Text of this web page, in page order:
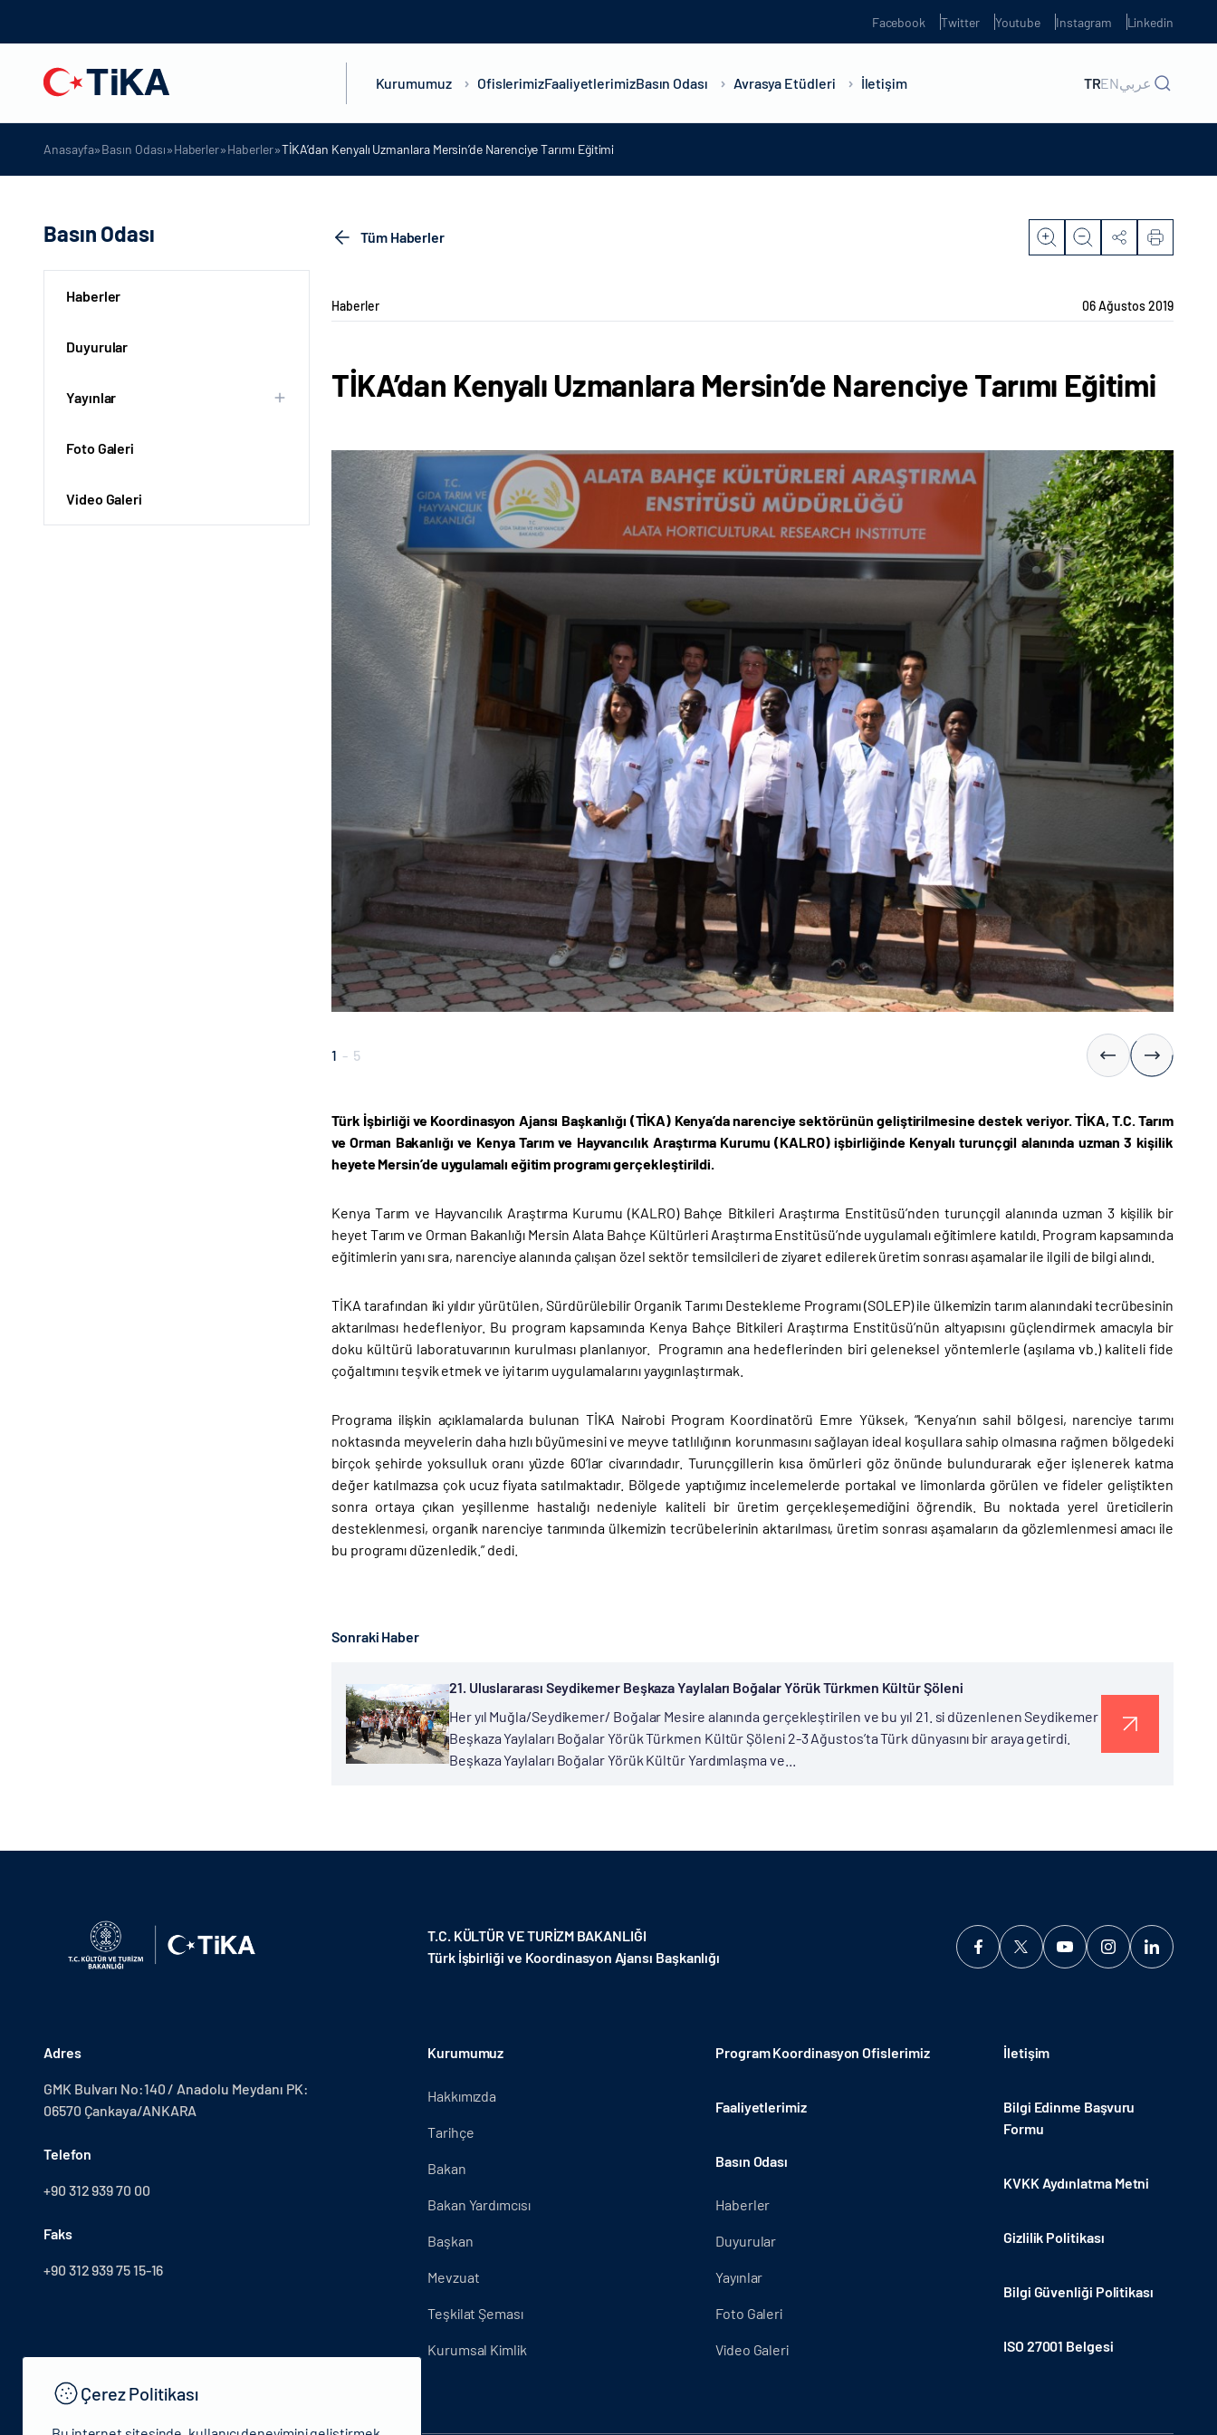
Facebook Twitter Youtube Instagram Linkedin
Kurumumuz OfislerimizFaaliyetlerimizBasın Odası Avrasya Etüdleri İletişim TRENعربي
Anasayfa»Basın Odası»Haberler»Haberler»TİKA’dan Kenyalı Uzmanlara Mersin’de Narenciye Tarımı Eğitimi
Basın Odası
Haberler
Duyurular
Yayınlar
Foto Galeri
Video Galeri
Tüm Haberler
Haberler 06 Ağustos 2019
TİKA’dan Kenyalı Uzmanlara Mersin’de Narenciye Tarımı Eğitimi
1 - 5
Türk İşbirliği ve Koordinasyon Ajansı Başkanlığı (TİKA) Kenya’da narenciye sektörünün geliştirilmesine destek veriyor. TİKA, T.C. Tarım
ve Orman Bakanlığı ve Kenya Tarım ve Hayvancılık Araştırma Kurumu (KALRO) işbirliğinde Kenyalı turunçgil alanında uzman 3 kişilik
heyete Mersin’de uygulamalı eğitim programı gerçekleştirildi.
Kenya Tarım ve Hayvancılık Araştırma Kurumu (KALRO) Bahçe Bitkileri Araştırma Enstitüsü’nden turunçgil alanında uzman 3 kişilik bir
heyet Tarım ve Orman Bakanlığı Mersin Alata Bahçe Kültürleri Araştırma Enstitüsü’nde uygulamalı eğitimlere katıldı. Program kapsamında
eğitimlerin yanı sıra, narenciye alanında çalışan özel sektör temsilcileri de ziyaret edilerek üretim sonrası aşamalar ile ilgili de bilgi alındı.
TİKA tarafından iki yıldır yürütülen, Sürdürülebilir Organik Tarımı Destekleme Programı (SOLEP) ile ülkemizin tarım alanındaki tecrübesinin
aktarılması hedefleniyor. Bu program kapsamında Kenya Bahçe Bitkileri Araştırma Enstitüsü’nün altyapısını güçlendirmek amacıyla bir
doku kültürü laboratuvarının kurulması planlanıyor. Programın ana hedeflerinden biri geleneksel yöntemlerle (aşılama vb.) kaliteli fide
çoğaltımını teşvik etmek ve iyi tarım uygulamalarını yaygınlaştırmak.
Programa ilişkin açıklamalarda bulunan TİKA Nairobi Program Koordinatörü Emre Yüksek, “Kenya’nın sahil bölgesi, narenciye tarımı
noktasında meyvelerin daha hızlı büyümesini ve meyve tatlılığının korunmasını sağlayan ideal koşullara sahip olmasına rağmen bölgedeki
birçok şehirde yoksulluk oranı yüzde 60’lar civarındadır. Turunçgillerin kısa ömürleri göz önünde bulundurarak eğer işlenerek katma
değer katılmazsa çok ucuz fiyata satılmaktadır. Bölgede yaptığımız incelemelerde portakal ve limonlarda görülen ve fideler geliştikten
sonra ortaya çıkan yeşillenme hastalığı nedeniyle kaliteli bir üretim gerçekleşemediğini öğrendik. Bu noktada yerel üreticilerin
desteklenmesi, organik narenciye tarımında ülkemizin tecrübelerinin aktarılması, üretim sonrası aşamaların da gözlemlenmesi amacı ile
bu programı düzenledik.” dedi.
Sonraki Haber
21. Uluslararası Seydikemer Beşkaza Yaylaları Boğalar Yörük Türkmen Kültür Şöleni
Her yıl Muğla/Seydikemer/ Boğalar Mesire alanında gerçekleştirilen ve bu yıl 21. si düzenlenen Seydikemer
Beşkaza Yaylaları Boğalar Yörük Türkmen Kültür Şöleni 2-3 Ağustos’ta Türk dünyasını bir araya getirdi.
Beşkaza Yaylaları Boğalar Yörük Kültür Yardımlaşma ve...
T.C. KÜLTÜR VE TURİZM BAKANLIĞI
Türk İşbirliği ve Koordinasyon Ajansı Başkanlığı
Adres
GMK Bulvarı No:140 / Anadolu Meydanı PK:
06570 Çankaya/ANKARA
Telefon
+90 312 939 70 00
Faks
+90 312 939 75 15-16
Kurumumuz
Hakkımızda
Tarihçe
Bakan
Bakan Yardımcısı
Başkan
Mevzuat
Teşkilat Şeması
Kurumsal Kimlik
Program Koordinasyon Ofislerimiz
Faaliyetlerimiz
Basın Odası
Haberler
Duyurular
Yayınlar
Foto Galeri
Video Galeri
İletişim
Bilgi Edinme Başvuru
Formu
KVKK Aydınlatma Metni
Gizlilik Politikası
Bilgi Güvenliği Politikası
ISO 27001 Belgesi
Çerez Politikası